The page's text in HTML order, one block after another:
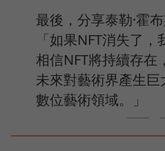
最後，分享泰勒·霍
「如果NFT消失了
相信NFT將持續存在
未來對藝術界產生
數位藝術領域。」